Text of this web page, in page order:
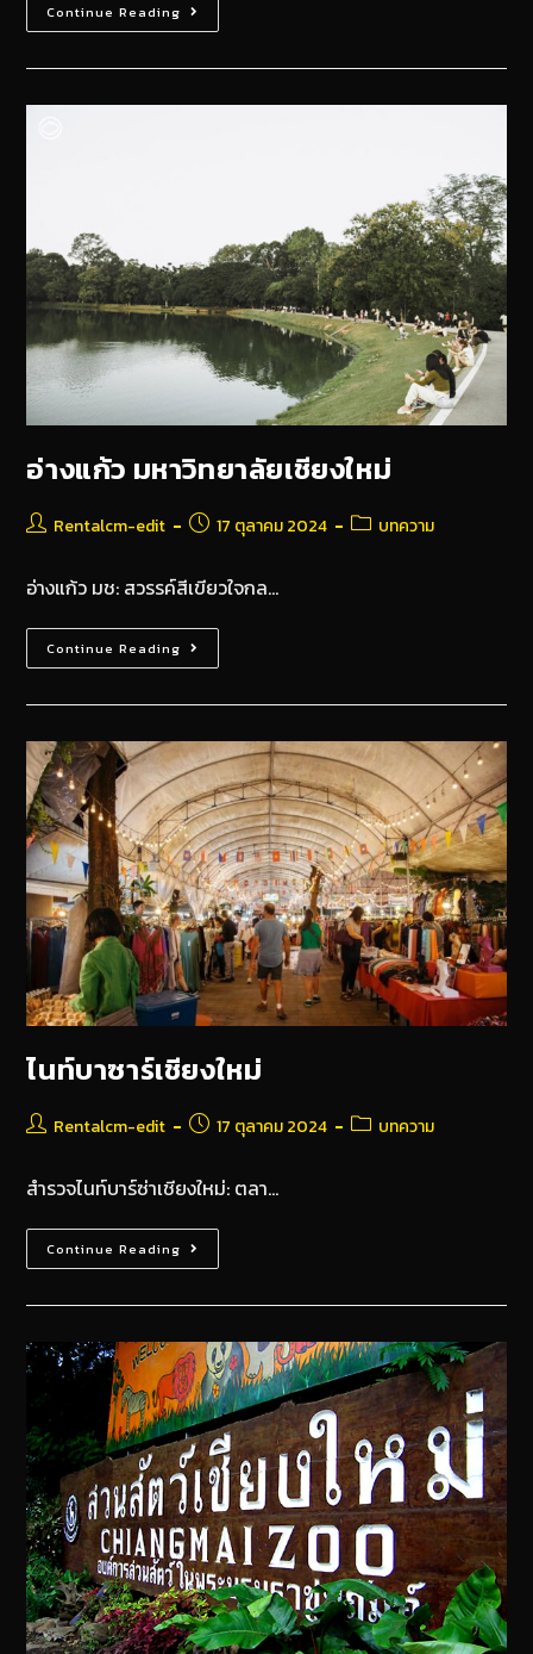
Continue Reading
อ่างแก้ว มหาวิทยาลัยเชียงใหม่
Rentalcm-edit 17 ตุลาคม 2024 บทความ
อ่างแก้ว มช: สวรรค์สีเขียวใจกล…
Continue Reading
ไนท์บาซาร์เชียงใหม่
Rentalcm-edit 17 ตุลาคม 2024 บทความ
สำรวจไนท์บาร์ซ่าเชียงใหม่: ตลา…
Continue Reading